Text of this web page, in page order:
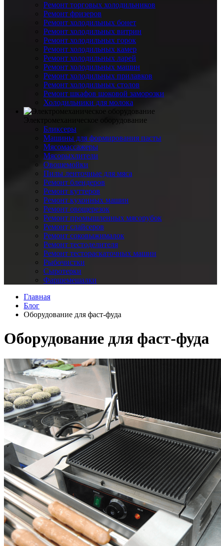
Ремонт торговых холодильников
Ремонт фризеров
Ремонт холодильных бонет
Ремонт холодильных витрин
Ремонт холодильных горок
Ремонт холодильных камер
Ремонт холодильных ларей
Ремонт холодильных машин
Ремонт холодильных прилавков
Ремонт холодильных столов
Ремонт шкафов шоковой заморозки
Холодильники для молока
Электромеханическое оборудование
Бликсеры
Машины для формирования пасты
Мясомассажеры
Мясорыхлители
Овощемойки
Пилы ленточные для мяса
Ремонт блендеров
Ремонт куттеров
Ремонт кухонных машин
Ремонт овощерезок
Ремонт промышленных мясорубок
Ремонт слайсеров
Ремонт соковыжималок
Ремонт тестоделителя
Ремонт тестораскаточных машин
Рыбочистки
Сыротерки
Фаршемешалки
Главная
Блог
Оборудование для фаст-фуда
Оборудование для фаст-фуда